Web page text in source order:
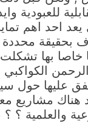
للعبودية
احد اهم
محددة :
خاصا بها
الكواكبي
عليها حول
مشاريع
والعلمية